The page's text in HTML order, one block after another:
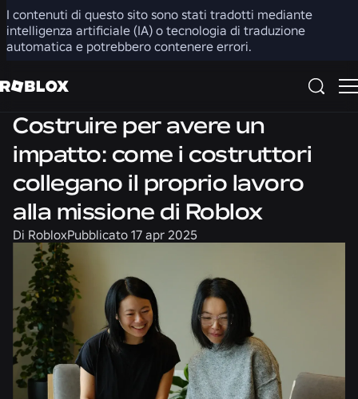
I contenuti di questo sito sono stati tradotti mediante
intelligenza artificiale (IA) o tecnologia di traduzione
automatica e potrebbero contenere errori.
Condividi
Costruire per avere un
impatto: come i costruttori
collegano il proprio lavoro
alla missione di Roblox
Di RobloxPubblicato 17 apr 2025